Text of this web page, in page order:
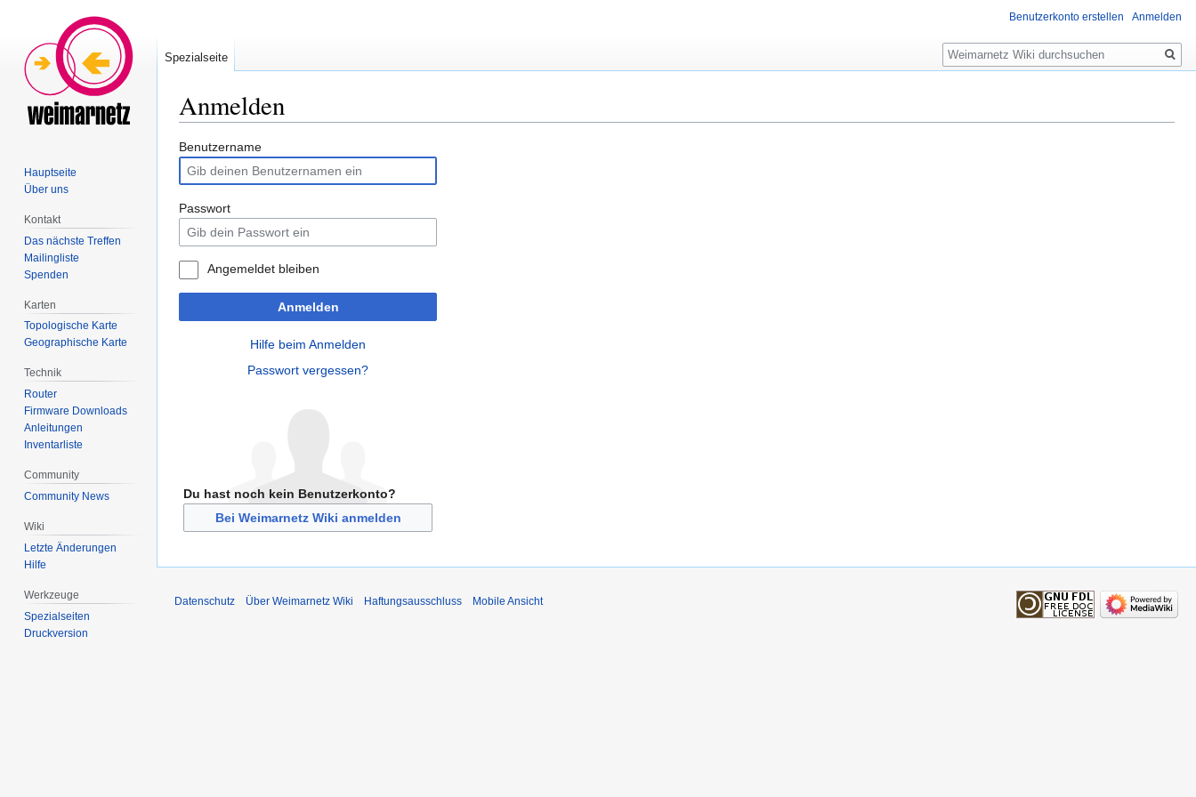
Anmelden
Zur
Navigation
springen
Zur
Suche
springen
Benutzername
Passwort
Angemeldet bleiben
Anmelden
Hilfe beim Anmelden
Passwort vergessen?
Du hast noch kein Benutzerkonto?
Bei Weimarnetz Wiki anmelden
Benutzerkonto erstellen Anmelden
Spezialseite
Suche
Hauptseite
Über uns
Kontakt
Das nächste Treffen
Mailingliste
Spenden
Karten
Topologische Karte
Geographische Karte
Technik
Router
Firmware Downloads
Anleitungen
Inventarliste
Community
Community News
Wiki
Letzte Änderungen
Hilfe
Werkzeuge
Spezialseiten
Druckversion
Datenschutz Über Weimarnetz Wiki Haftungsausschluss Mobile Ansicht